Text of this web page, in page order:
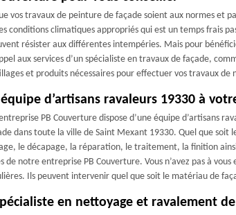
vos travaux de peinture de façade soient aux normes et
conditions climatiques appropriés qui est un temps frais
résister aux différentes intempéries. Mais pour
aux services d’un spécialiste en travaux de façade,
et produits nécessaires pour effectuer vos travaux
d’artisans ravaleurs 19330 à
PB Couverture dispose d’une équipe d’artisans
dans toute la ville de Saint Mexant 19330. Quel que soit
le décapage, la réparation, le traitement, la finition
de notre entreprise PB Couverture. Vous n’avez pas à
Ils peuvent intervenir quel que soit le matériau de
en nettoyage et ravalement